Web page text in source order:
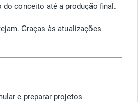
conceito até a produção final.
Graças às atualizações
e preparar projetos